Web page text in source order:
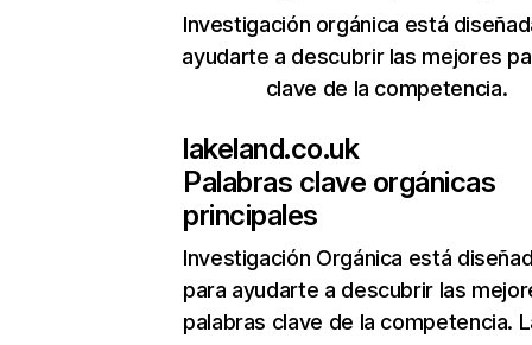
Investigación orgánica está
ayudarte a descubrir las mejores
clave de la competencia.
lakeland.co.uk
Palabras clave orgánicas
principales
Investigación Orgánica está
para ayudarte a descubrir las
palabras clave de la competencia.